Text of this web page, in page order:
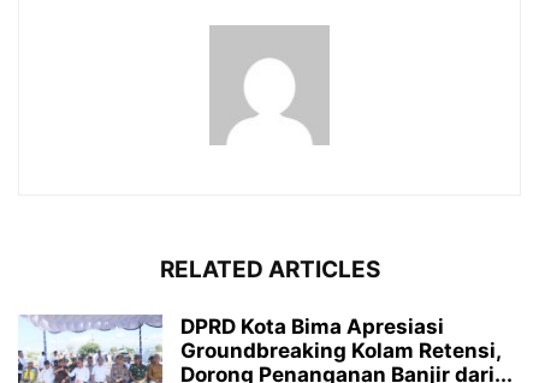
RELATED ARTICLES
DPRD Kota Bima Apresiasi
Groundbreaking Kolam Retensi,
Dorong Penanganan Banjir dari...